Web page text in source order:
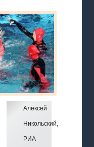
Алексей
Никольский,
РИА